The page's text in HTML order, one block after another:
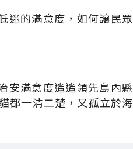
迷的滿意度，如何讓民眾
安滿意度遙遙領先島內縣
都一清二楚，又孤立於海